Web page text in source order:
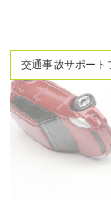
交通事故サポート